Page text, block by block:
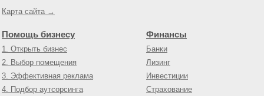
Карта сайта →
Помощь бизнесу
1. Открыть бизнес
2. Выбор помещения
3. Эффективная реклама
4. Подбор аутсорсинга
Финансы
Банки
Лизинг
Инвестиции
Страхование